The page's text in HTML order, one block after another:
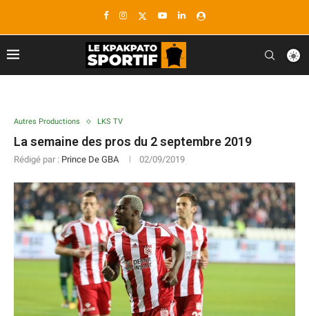
Autres Productions LKS TV
La semaine des pros du 2 septembre 2019
Rédigé par : Prince De GBA 02/09/2019